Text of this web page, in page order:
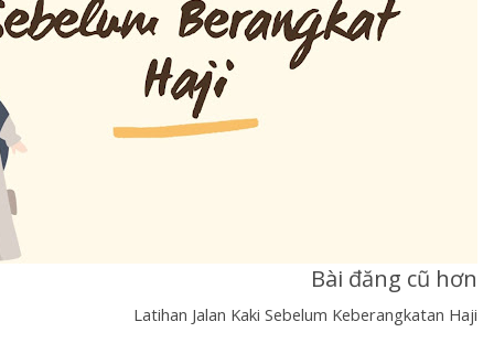
Bài đăng cũ hơn
Latihan Jalan Kaki Sebelum Keberangkatan Haji